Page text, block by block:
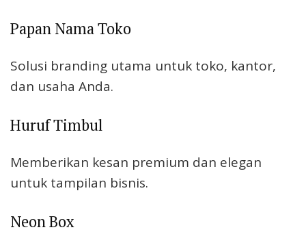
Papan Nama Toko
Solusi branding utama untuk toko, kantor,
dan usaha Anda.
Huruf Timbul
Memberikan kesan premium dan elegan
untuk tampilan bisnis.
Neon Box